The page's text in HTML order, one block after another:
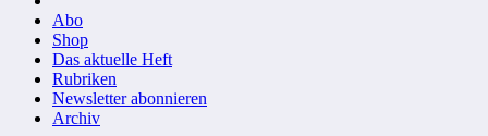
Abo
Shop
Das aktuelle Heft
Rubriken
Newsletter abonnieren
Archiv